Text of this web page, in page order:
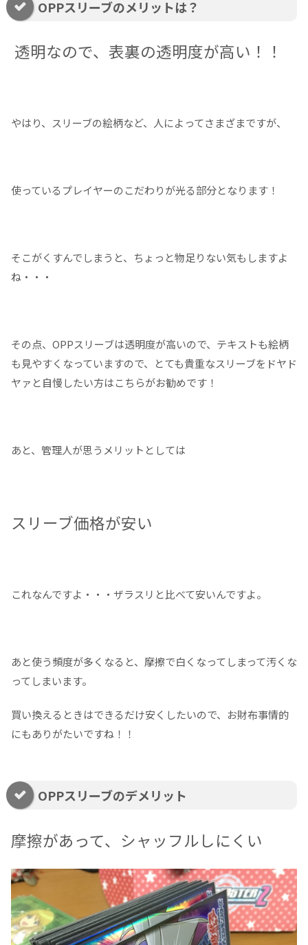
OPPスリーブのメリットは？
透明なので、表裏の透明度が高い！！
やはり、スリーブの絵柄など、人によってさまざまですが、
使っているプレイヤーのこだわりが光る部分となります！
そこがくすんでしまうと、ちょっと物足りない気もしますよ
ね・・・
その点、OPPスリーブは透明度が高いので、テキストも絵柄
も見やすくなっていますので、とても貴重なスリーブをドヤド
ヤァと自慢したい方はこちらがお勧めです！
あと、管理人が思うメリットとしては
スリーブ価格が安い
これなんですよ・・・ザラスリと比べて安いんですよ。
あと使う頻度が多くなると、摩擦で白くなってしまって汚くな
ってしまいます。
買い換えるときはできるだけ安くしたいので、お財布事情的
にもありがたいですね！！
OPPスリーブのデメリット
摩擦があって、シャッフルしにくい